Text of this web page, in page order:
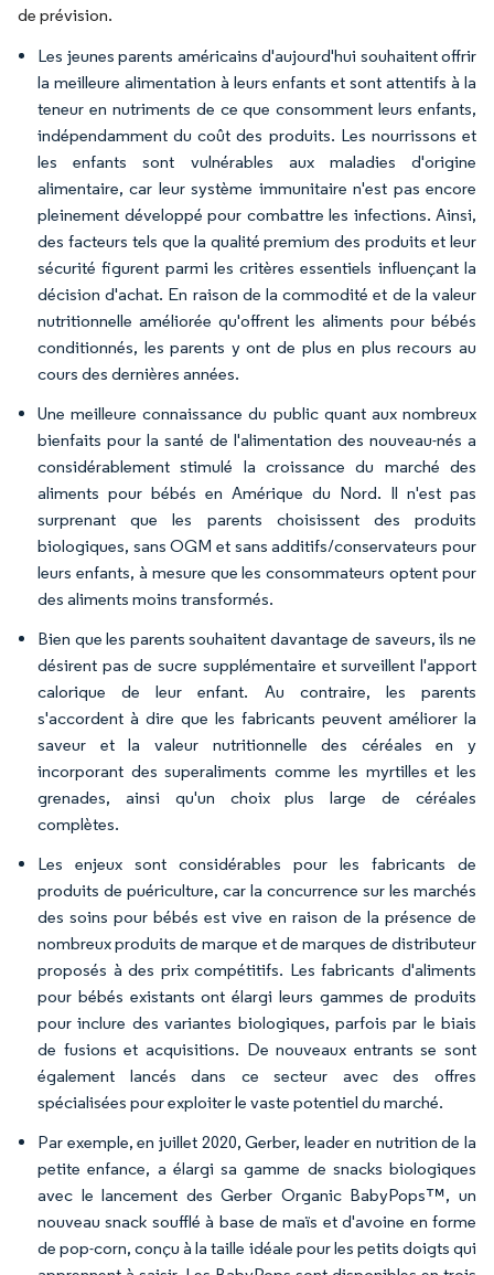
de prévision.
Les jeunes parents américains d'aujourd'hui souhaitent offrir
la meilleure alimentation à leurs enfants et sont attentifs à la
teneur en nutriments de ce que consomment leurs enfants,
indépendamment du coût des produits. Les nourrissons et
les enfants sont vulnérables aux maladies d'origine
alimentaire, car leur système immunitaire n'est pas encore
pleinement développé pour combattre les infections. Ainsi,
des facteurs tels que la qualité premium des produits et leur
sécurité figurent parmi les critères essentiels influençant la
décision d'achat. En raison de la commodité et de la valeur
nutritionnelle améliorée qu'offrent les aliments pour bébés
conditionnés, les parents y ont de plus en plus recours au
cours des dernières années.
Une meilleure connaissance du public quant aux nombreux
bienfaits pour la santé de l'alimentation des nouveau-nés a
considérablement stimulé la croissance du marché des
aliments pour bébés en Amérique du Nord. Il n'est pas
surprenant que les parents choisissent des produits
biologiques, sans OGM et sans additifs/conservateurs pour
leurs enfants, à mesure que les consommateurs optent pour
des aliments moins transformés.
Bien que les parents souhaitent davantage de saveurs, ils ne
désirent pas de sucre supplémentaire et surveillent l'apport
calorique de leur enfant. Au contraire, les parents
s'accordent à dire que les fabricants peuvent améliorer la
saveur et la valeur nutritionnelle des céréales en y
incorporant des superaliments comme les myrtilles et les
grenades, ainsi qu'un choix plus large de céréales
complètes.
Les enjeux sont considérables pour les fabricants de
produits de puériculture, car la concurrence sur les marchés
des soins pour bébés est vive en raison de la présence de
nombreux produits de marque et de marques de distributeur
proposés à des prix compétitifs. Les fabricants d'aliments
pour bébés existants ont élargi leurs gammes de produits
pour inclure des variantes biologiques, parfois par le biais
de fusions et acquisitions. De nouveaux entrants se sont
également lancés dans ce secteur avec des offres
spécialisées pour exploiter le vaste potentiel du marché.
Par exemple, en juillet 2020, Gerber, leader en nutrition de la
petite enfance, a élargi sa gamme de snacks biologiques
avec le lancement des Gerber Organic BabyPops™, un
nouveau snack soufflé à base de maïs et d'avoine en forme
de pop-corn, conçu à la taille idéale pour les petits doigts qui